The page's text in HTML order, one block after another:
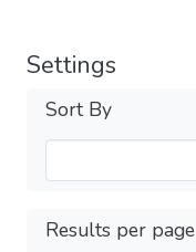
Settings
Sort By
Results per page